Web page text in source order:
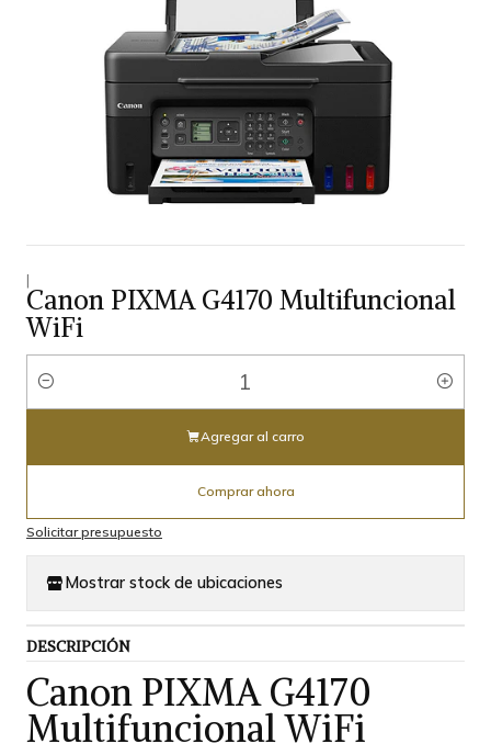
|
Canon PIXMA G4170 Multifuncional
WiFi
Cantidad
Agregar al carro
Comprar ahora
Solicitar presupuesto
Mostrar stock de ubicaciones
DESCRIPCIÓN
Canon PIXMA G4170
Multifuncional WiFi